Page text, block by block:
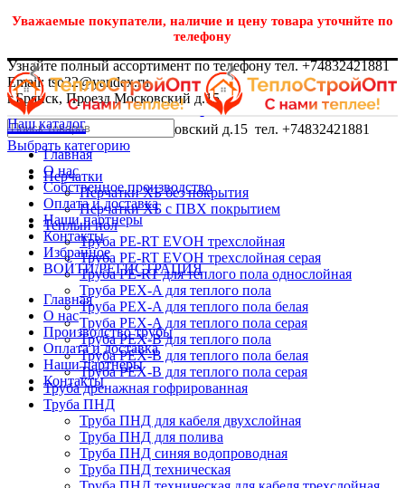
Уважаемые покупатели, наличие и цену товара уточнйте по
телефону
Узнайте полный ассортимент по телефону тел. +74832421881
Email: tso32@yandex.ru
г.Брянск, Проезд Московский д.15
г.Брянск, Проезд Московский д.15 тел. +74832421881
Выбрать категорию
Перчатки
Перчатки ХБ без покрытия
Перчатки ХБ с ПВХ покрытием
Теплый пол
Труба PE-RT EVOH трехслойная
Труба PE-RT EVOH трехслойная серая
Труба PE-RT для теплого пола однослойная
Труба PEX-A для теплого пола
Труба PEX-A для теплого пола белая
Труба PEX-A для теплого пола серая
Труба PEX-B для теплого пола
Труба PEX-B для теплого пола белая
Труба PEX-B для теплого пола серая
Труба дренажная гофрированная
Труба ПНД
Труба ПНД для кабеля двухслойная
Труба ПНД для полива
Труба ПНД синяя водопроводная
Труба ПНД техническая
Наш каталог
Главная
О нас
Собственное производство
Оплата и доставка
Наши партнеры
Контакты
Избранное
ВОЙТИ/РЕГИСТРАЦИЯ
Главная
О нас
Производство трубы
Оплата и доставка
Наши партнеры
Контакты